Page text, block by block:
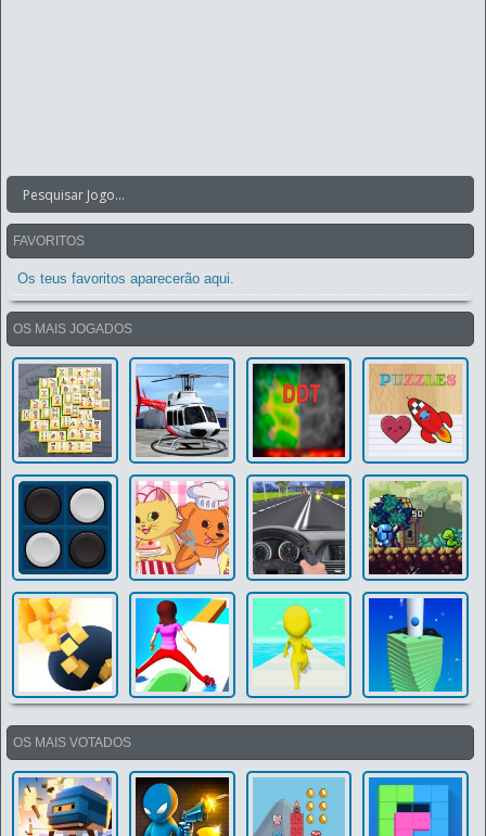
FAVORITOS
Os teus favoritos aparecerão aqui.
OS MAIS JOGADOS
OS MAIS VOTADOS